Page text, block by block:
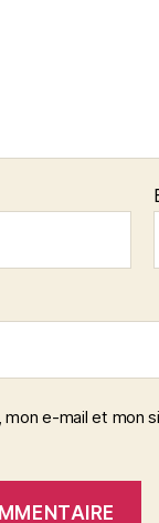
mon e-mail et mon